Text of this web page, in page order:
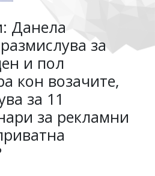
Данела
за
и пол
кон возачите,
за 11
за рекламни